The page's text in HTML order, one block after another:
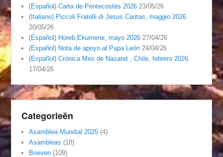
(Español) Carta de Pentecostés 2026 23/05/26
(Italiano) Piccoli Fratelli di Jesus Caritas, maggio 2026
20/05/26
(Español) Horeb Ekumene, mayo 2026 27/04/26
(Español) Nota de apoyo al Papa León 24/04/26
(Español) Crónica Mes de Nazaret , Chile, febrero 2026
17/04/26
Categorieën
Asamblea Mundial 2025 (4)
Asambleas (18)
Brieven (109)